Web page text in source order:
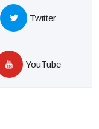
Twitter
YouTube